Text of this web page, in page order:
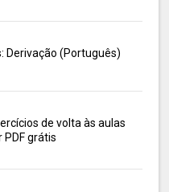
Derivação (Português)
de volta às aulas
PDF grátis